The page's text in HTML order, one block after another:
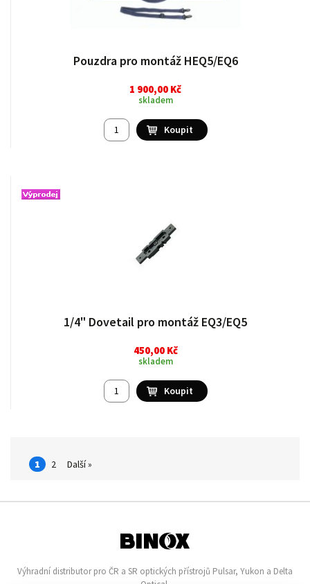
Pouzdra pro montáž HEQ5/EQ6
1 900,00 Kč
skladem
1/4" Dovetail pro montáž EQ3/EQ5
450,00 Kč
skladem
1 2 Další »
Výhradní distributor pro ČR a SR optických přístrojů Pulsar, Yukon a Delta